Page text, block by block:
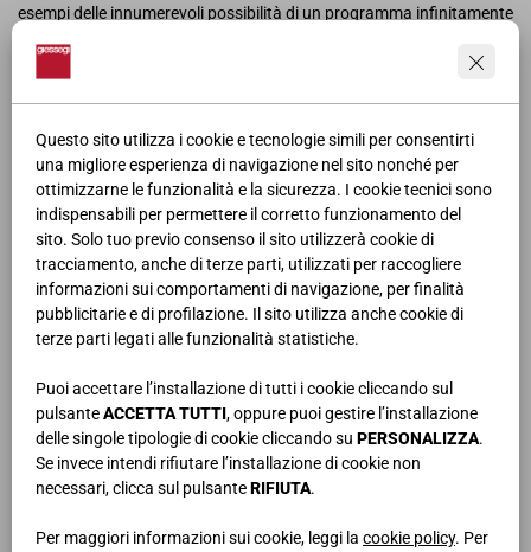
Questo sito utilizza i cookie e tecnologie simili per consentirti
una migliore esperienza di navigazione nel sito nonché per
ottimizzarne le funzionalità e la sicurezza. I cookie tecnici sono
indispensabili per permettere il corretto funzionamento del
sito. Solo tuo previo consenso il sito utilizzerà cookie di
tracciamento, anche di terze parti, utilizzati per raccogliere
informazioni sui comportamenti di navigazione, per finalità
pubblicitarie e di profilazione. Il sito utilizza anche cookie di
terze parti legati alle funzionalità statistiche.
Puoi accettare l’installazione di tutti i cookie cliccando sul
pulsanteACCETTA TUTTI, oppure puoi gestire l’installazione
delle singole tipologie di cookie cliccando su PERSONALIZZA.
Se invece intendi rifiutare l’installazione di cookie non
necessari, clicca sul pulsanteRIFIUTA.
Per maggiori informazioni sui cookie, leggi la cookie policy. Per
esempi delle innumerevoli possibilità di un programma infinitamente
del Brand, vanno così a completare la già vasta gamma di soluzioni
insieme alle nuove credenze e alle madie.
Una storia che continua da oltre 40 anni. Una proposta di sistemi
componibili per la zona giorno in continua espansione ed
evoluzione, in sintonia con le nuove tendenze dell’abitare; un
concetto di design come ricerca del bello nell’essenziale,
dell’armonia nelle forme e nei colori, nei laccati opachi e lucidi, nella
realizzazione impeccabile, con dettagli di sapore artigianale.
Una collezione completa e versatile, per qualsiasi ambiente e
desiderio, per contenere e valorizzare gli oggetti che amiamo. Your
Life, your Living.
Scopri la collezione >>